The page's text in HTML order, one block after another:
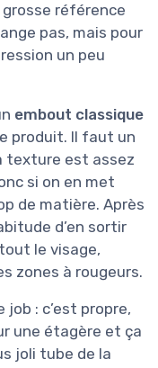
référence
pas, mais pour
un peu
embout classique
produit. Il faut un
texture est assez
si on en met
de matière. Après
d’en sortir
le visage,
zones à rougeurs.
: c’est propre,
une étagère et ça
joli tube de la